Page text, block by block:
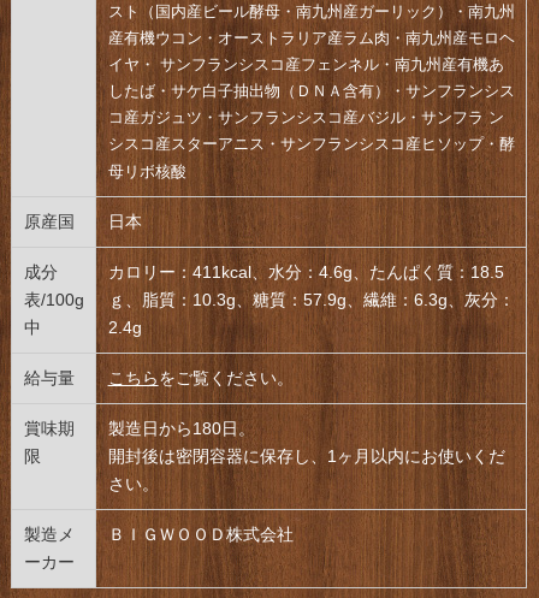
スト（国内産ビール酵母・南九州産ガーリック）・南九州
産有機ウコン・オーストラリア産ラム肉・南九州産モロヘ
イヤ・ サンフランシスコ産フェンネル・南九州産有機あ
したば・サケ白子抽出物（ＤＮＡ含有）・サンフランシス
コ産ガジュツ・サンフランシスコ産バジル・サンフラ ン
シスコ産スターアニス・サンフランシスコ産ヒソップ・酵
母リボ核酸
原産国 日本
成分
表/100g
中
カロリー：411kcal、水分：4.6g、たんぱく質：18.5
ｇ、脂質：10.3g、糖質：57.9g、繊維：6.3g、灰分：
2.4g
給与量 こちらをご覧ください。
賞味期
限
製造日から180日。
開封後は密閉容器に保存し、1ヶ月以内にお使いくだ
さい。
製造メ
ーカー
ＢＩＧＷＯＯＤ株式会社